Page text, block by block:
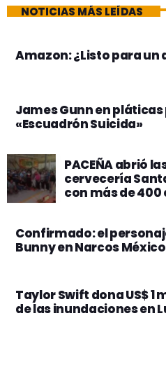
NOTICIAS MÁS LEÍDAS
Amazon: ¿Listo para un
James Gunn en
«Escuadrón Suicida»
PACEÑA abrió
cervecería
con más de
Confirmado: el
Bunny en Narcos México
Taylor Swift dona US$
de las inundaciones en